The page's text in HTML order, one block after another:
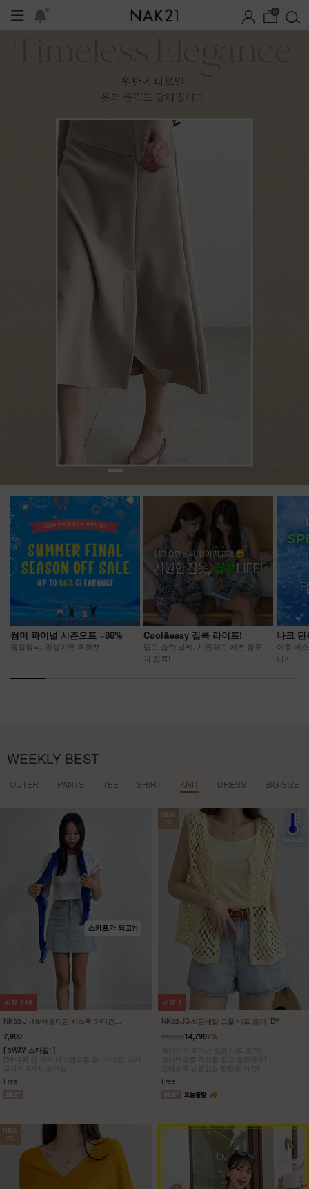
0
썸머 파이널 시즌오프 ~86%
품절임박, 망설이면 후회뿐!
Cool&easy 집콕 라이프!
덥고 습한 날씨, 시원하고 예쁜 잠옷
과 집콕!
나크
여름 베
나자
WEEKLY BEST
OUTER PANTS TEE SHIRT KNIT DRESS BIG-SIZE
NK52-JI-10/아코디언 시스루 가디건
7,900
[ 3WAY 스타일! ]
[55~99] 한 가지 아이템으로 숄, 가디건, 스카
프까지 3가지 스타일!
Free
리뷰 148
NEW
7%
NK62-JS-1/문베일 그물 니트 조끼_DY
7%
15,90014,790
브이넥으로 목선을 길고 슬림하게!
Free
리뷰 1
NEW
7%